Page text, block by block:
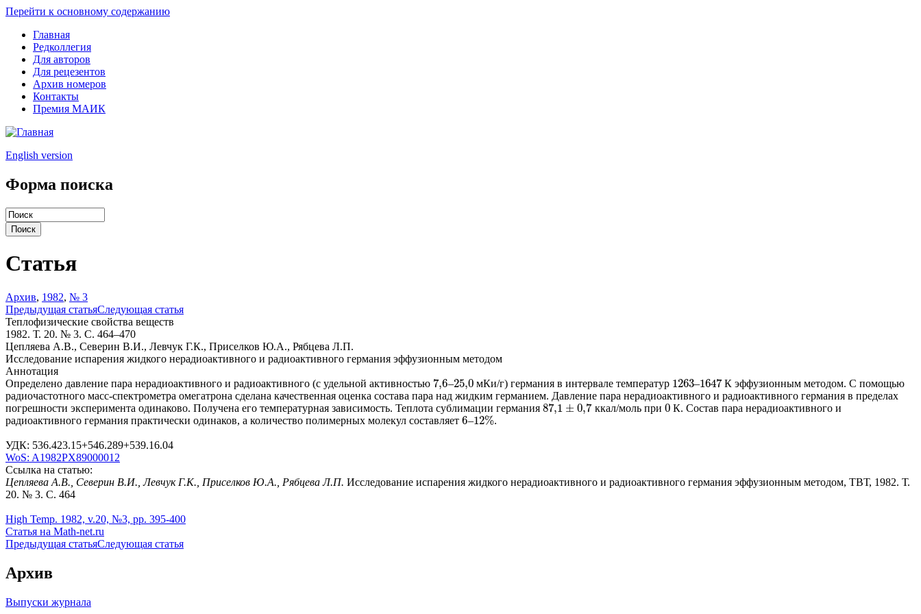
Перейти к основному содержанию
Главная
Редколлегия
Для авторов
Для рецезентов
Архив номеров
Контакты
Премия МАИК
English version
Форма поиска
Статья
Архив, 1982, № 3
Предыдущая статьяСледующая статья
Теплофизические свойства веществ
1982. Т. 20. № 3. С. 464–470
Цепляева А.В., Северин В.И., Левчук Г.К., Приселков Ю.А., Рябцева Л.П.
Исследование испарения жидкого нерадиоактивного и радиоактивного германия эффузионным методом
Аннотация
Определено давление пара нерадиоактивного и радиоактивного (с удельной активностью 7,6
7,6–25,0
25,0 мКи/г) германия в интервале температур 1263
1263–1647
1647К эффузионным методом. С помощью
радиочастотного масс-спектрометра омегатрона сделана качественная оценка состава пара над жидким германием. Давление пара нерадиоактивного и радиоактивного германия в пределах
погрешности эксперимента одинаково. Получена его температурная зависимость. Теплота сублимации германия 87,1 ± 0,7
87,1±0 7 ккал/моль при 0
0 К. Состав пара нерадиоактивного и
радиоактивного германия практически одинаков, а количество полимерных молекул составляет 6
6–12%
12%.
УДК: 536.423.15+546.289+539.16.04
WoS: A1982PX89000012
Ссылка на статью:
Цепляева А.В., Северин В.И., Левчук Г.К., Приселков Ю.А., Рябцева Л.П. Исследование испарения жидкого нерадиоактивного и радиоактивного германия эффузионным методом, ТВТ, 1982. Т.
20. № 3. С. 464
High Temp. 1982, v.20, №3, pp. 395-400
Статья на Math-net.ru
Предыдущая статьяСледующая статья
Архив
Выпуски журнала